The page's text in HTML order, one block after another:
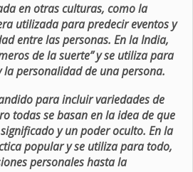
en otras culturas, como la
utilizada para predecir eventos y
entre las personas. En la India,
de la suerte” y se utiliza para
personalidad de una persona.
para incluir variedades de
todas se basan en la idea de que
y un poder oculto. En la
popular y se utiliza para todo,
personales hasta la